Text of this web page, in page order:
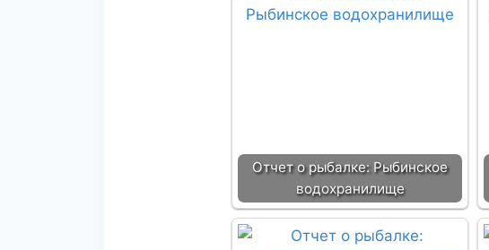
Отчет о рыбалке: Рыбинское
водохранилище